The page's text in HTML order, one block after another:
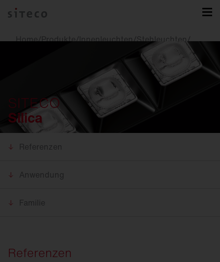
Home/Produkte/Innenleuchten/Stehleuchten/
SITECO
Silica
Referenzen
Anwendung
Familie
Referenzen